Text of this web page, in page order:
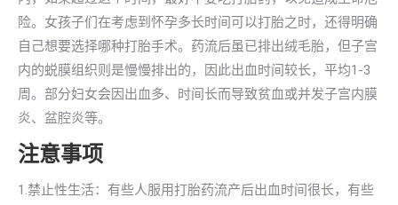
险。女孩子们在考虑到怀孕多长时间可以打胎之时，还得明确
自己想要选择哪种打胎手术。药流后虽已排出绒毛胎，但子宫
内的蜕膜组织则是慢慢排出的，因此出血时间较长，平均1-3
周。部分妇女会因出血多、时间长而导致贫血或并发子宫内膜
炎、盆腔炎等。
注意事项
1.禁止性生活：有些人服用打胎药流产后出血时间很长，有些